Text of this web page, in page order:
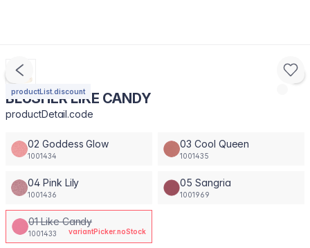
productList.discount
BLUSHER LIKE CANDY
productDetail.code
02 Goddess Glow
1001434
03 Cool Queen
1001435
04 Pink Lily
1001436
05 Sangria
1001969
01 Like Candy
1001433 variantPicker.noStock